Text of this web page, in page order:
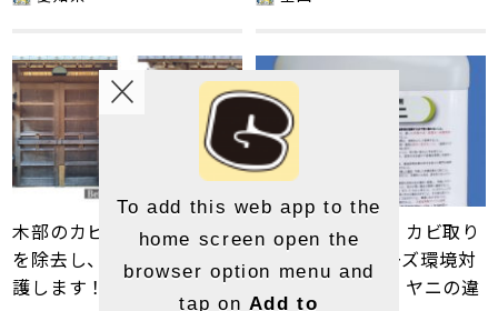
木部のカビ・日焼け・汚れ
を除去し、木部の劣化を保
護します！
消毒液、除菌液、カビ取り
剤とG-Ecoシリーズ環境対
応型洗浄剤カビ・ヤニの違
To add this web app to the
home screen open the
browser option menu and
tap on Add to